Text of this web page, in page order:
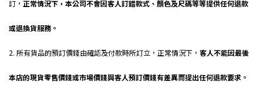
訂， 正常情況下，本公司不會因客人訂錯款式、顏色及尺碼等等提供任何退款
或退換貨服務。
2. 所有貨品的預訂價錢由確認及付款時所訂立，正常情況下， 客人不能因最後
本店的現貨零售價錢或市場價錢與客人預訂價錢有差異而提出任何退款要求。